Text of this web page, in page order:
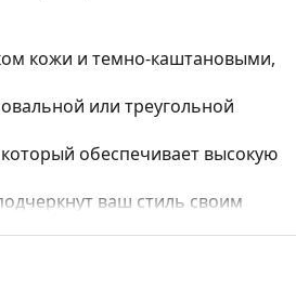
кожи и темно-каштановыми,
или треугольной
обеспечивает высокую
ваш стиль своим
более толстые с более